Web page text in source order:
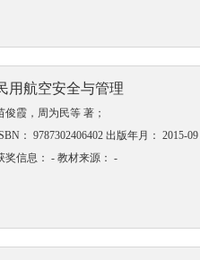
用航空安全与管理
俊霞，周为民等 著；
： 9787302406402 出版年月： 2015-09
奖信息： - 教材来源： -